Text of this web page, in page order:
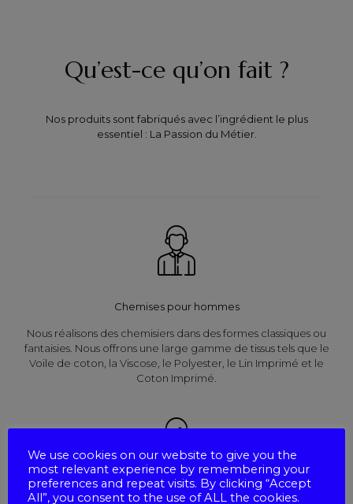
Qu’est-ce qu’on fait ?
Nos produits sont fabriqués avec l’ingrédient le plus
essentiel : La Passion du Métier.
Chemises pour hommes
Nous réalisons des chemisiers dans des formes classiques ou
fantaisies. Nous offrons une large gamme de tissus tels que le
Voile de coton, la Viscose, le Polyester, le Lin Imprimé et le
Coton Imprimé.
Chemises pour femmes
We use cookies on our website to give you the
most relevant experience by remembering your
preferences and repeat visits. By clicking “Accept
All”, you consent to the use of ALL the cookies.